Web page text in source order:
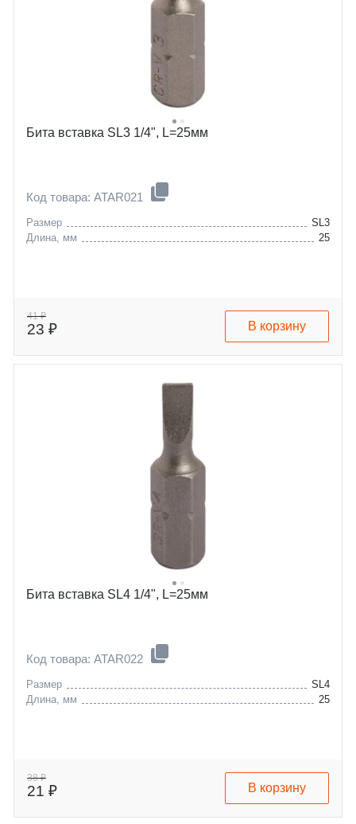
Бита вставка SL3 1/4", L=25мм
Код товара: ATAR021
Размер
SL3
Длина, мм
25
41 ₽
23 ₽ В корзину
Бита вставка SL4 1/4", L=25мм
Код товара: ATAR022
Размер
SL4
Длина, мм
25
38 ₽
21 ₽ В корзину